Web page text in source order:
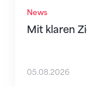
News
Mit klaren
05.08.2026